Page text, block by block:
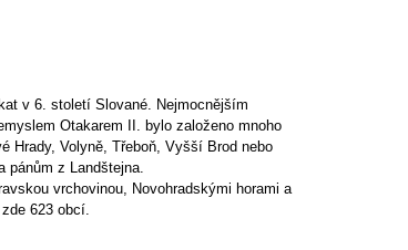
v 6. století Slované. Nejmocnějším
Otakarem II. bylo založeno mnoho
Hrady, Volyně, Třeboň, Vyšší Brod nebo
pánům z Landštejna.
vrchovinou, Novohradskými horami a
623 obcí.